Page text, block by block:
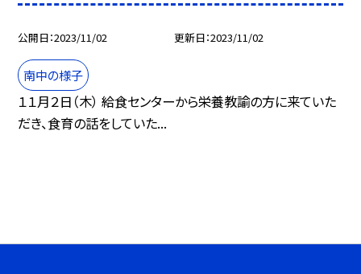
公開日 2023/11/02 更新日 2023/11/02
南中の様子
１１月２日（木） 給食センターから栄養教諭の方に来ていた
だき、食育の話をしていた...